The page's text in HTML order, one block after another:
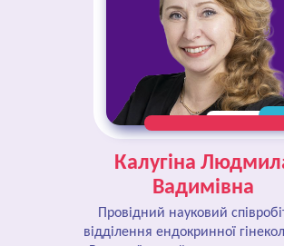
Провідний науковий
відділення ендокринної
Калугіна
Вадимівна